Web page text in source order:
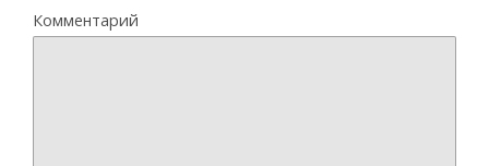
Комментарий